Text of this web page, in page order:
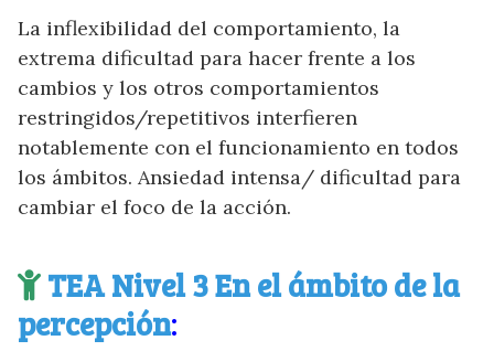
La inflexibilidad del comportamiento, la
extrema dificultad para hacer frente a los
cambios y los otros comportamientos
restringidos/repetitivos interfieren
notablemente con el funcionamiento en todos
los ámbitos. Ansiedad intensa/ dificultad para
cambiar el foco de la acción.
TEA Nivel 3En el ámbito de la
percepción: